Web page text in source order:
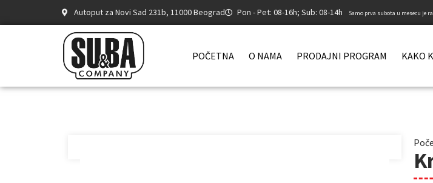
Autoput za Novi Sad 231b, 11000 Beograd Pon - Pet: 08-16h; Sub: 08-14h Samo prva subota u mesecu je
POČETNA O NAMA PRODAJNI PROGRAM KAKO